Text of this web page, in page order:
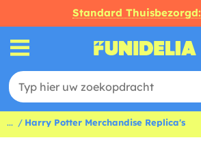
Standard Thuisbezorgd:
... Harry Potter Merchandise Replica's